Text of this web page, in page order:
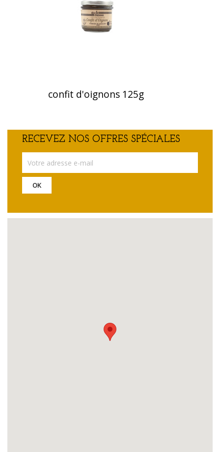
confit d'oignons 125g
RECEVEZ NOS OFFRES SPÉCIALES